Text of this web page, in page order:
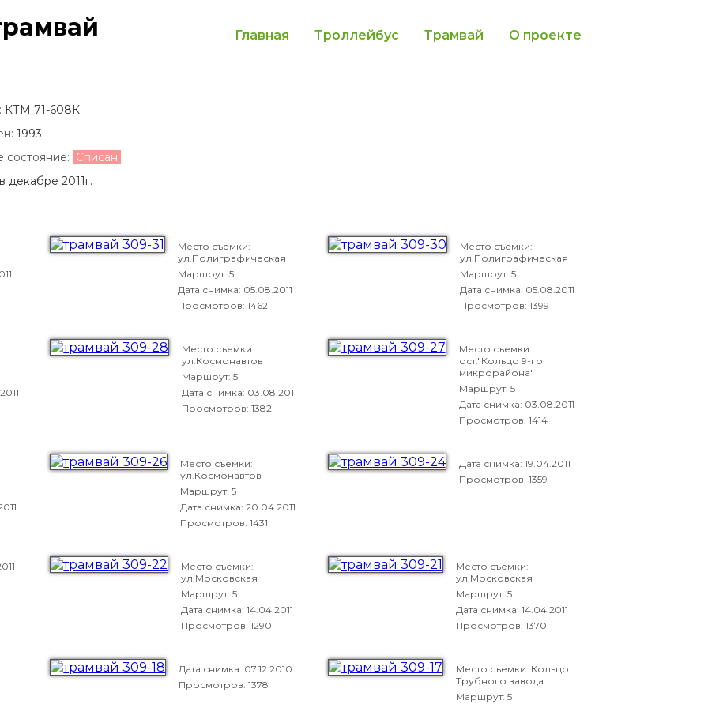
Главная Троллейбус Трамвай О проекте
КТМ 71-608К
1993
состояние: Списан
декабре 2011г.
Место съемки:
ул.Полиграфическая
Маршрут: 5
Дата снимка: 05.08.2011
Просмотров: 1462
Место съемки:
ул.Полиграфическая
Маршрут: 5
Дата снимка: 05.08.2011
Просмотров: 1399
Место съемки:
ул.Космонавтов
Маршрут: 5
Дата снимка: 03.08.2011
Просмотров: 1382
Место съемки:
ост."Кольцо 9-го
микрорайона"
Маршрут: 5
Дата снимка: 03.08.2011
Просмотров: 1414
Место съемки:
ул.Космонавтов
Маршрут: 5
Дата снимка:20.04.2011
Просмотров: 1431
Дата снимка: 19.04.2011
Просмотров: 1359
Место съемки:
ул.Московская
Маршрут: 5
Дата снимка:14.04.2011
Просмотров: 1290
Место съемки:
ул.Московская
Маршрут: 5
Дата снимка: 14.04.2011
Просмотров: 1370
Дата снимка: 07.12.2010
Просмотров: 1378
Место съемки: Кольцо
Трубного завода
Маршрут: 5